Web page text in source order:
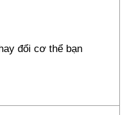
đổi cơ thể bạn